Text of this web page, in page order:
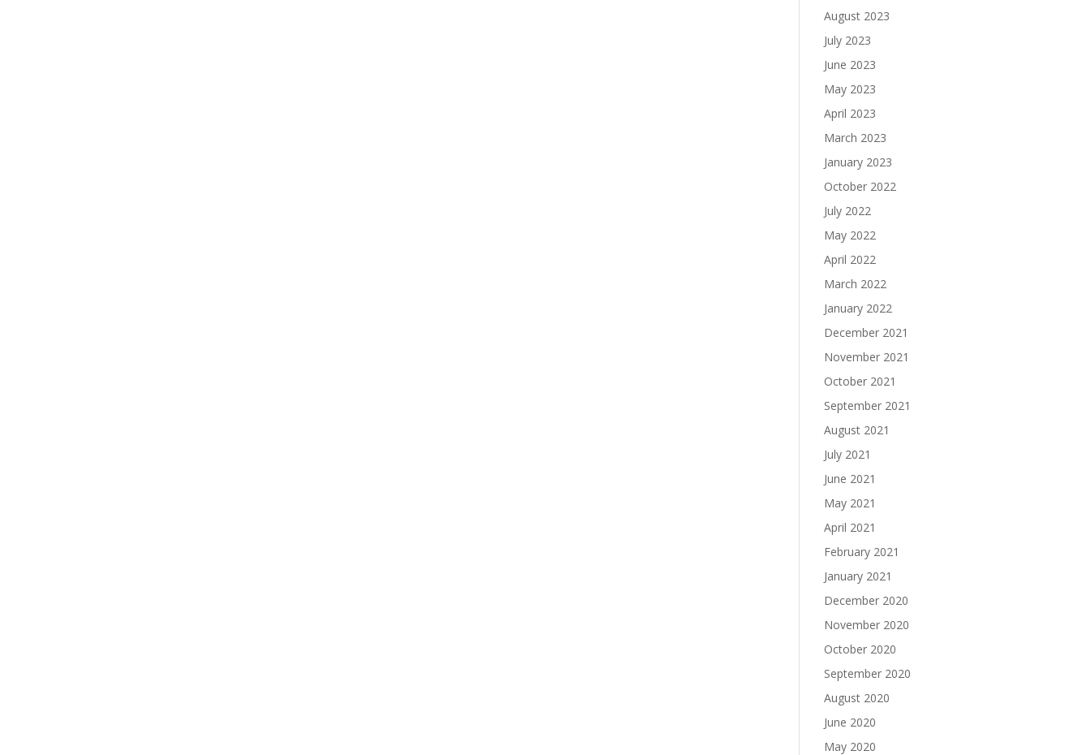
August 2023
July 2023
June 2023
May 2023
April 2023
March 2023
January 2023
October 2022
July 2022
May 2022
April 2022
March 2022
January 2022
December 2021
November 2021
October 2021
September 2021
August 2021
July 2021
June 2021
May 2021
April 2021
February 2021
January 2021
December 2020
November 2020
October 2020
September 2020
August 2020
June 2020
May 2020